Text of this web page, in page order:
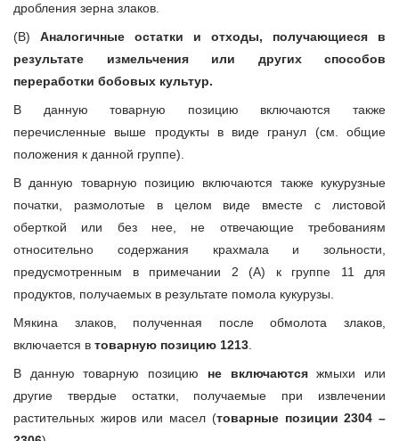
дробления зерна злаков.
(В) Аналогичные остатки и отходы, получающиеся в
результате измельчения или других способов
переработки бобовых культур.
В данную товарную позицию включаются также
перечисленные выше продукты в виде гранул (см. общие
положения к данной группе).
В данную товарную позицию включаются также кукурузные
початки, размолотые в целом виде вместе с листовой
оберткой или без нее, не отвечающие требованиям
относительно содержания крахмала и зольности,
предусмотренным в примечании 2 (А) к группе 11 для
продуктов, получаемых в результате помола кукурузы.
Мякина злаков, полученная после обмолота злаков,
включается в товарную позицию 1213
В данную товарную позицию не включаютсяжмыхи или
другие твердые остатки, получаемые при извлечении
растительных жиров или масел (товарные позиции 2304 –